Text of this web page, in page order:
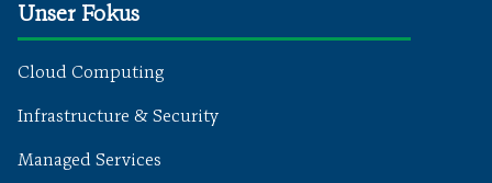
Unser Fokus
Cloud Computing
Infrastructure & Security
Managed Services